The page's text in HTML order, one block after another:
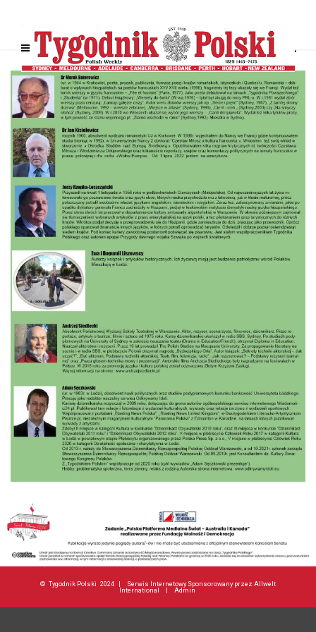
© Tygodnik Polski 2024 |
Serwis Internetowy Sponsorowany przez Allwelt
International
Admin